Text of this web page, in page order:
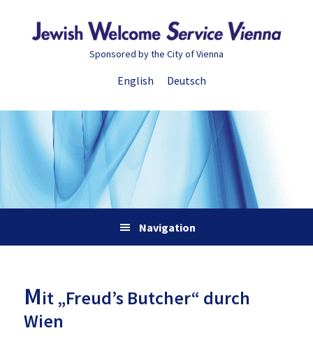
Hauptnavigation
Hauptsidebar
Fußzeile
Sponsored by the City of Vienna
English Deutsch
Navigation
Mit „Freud’s Butcher“ durch
Wien